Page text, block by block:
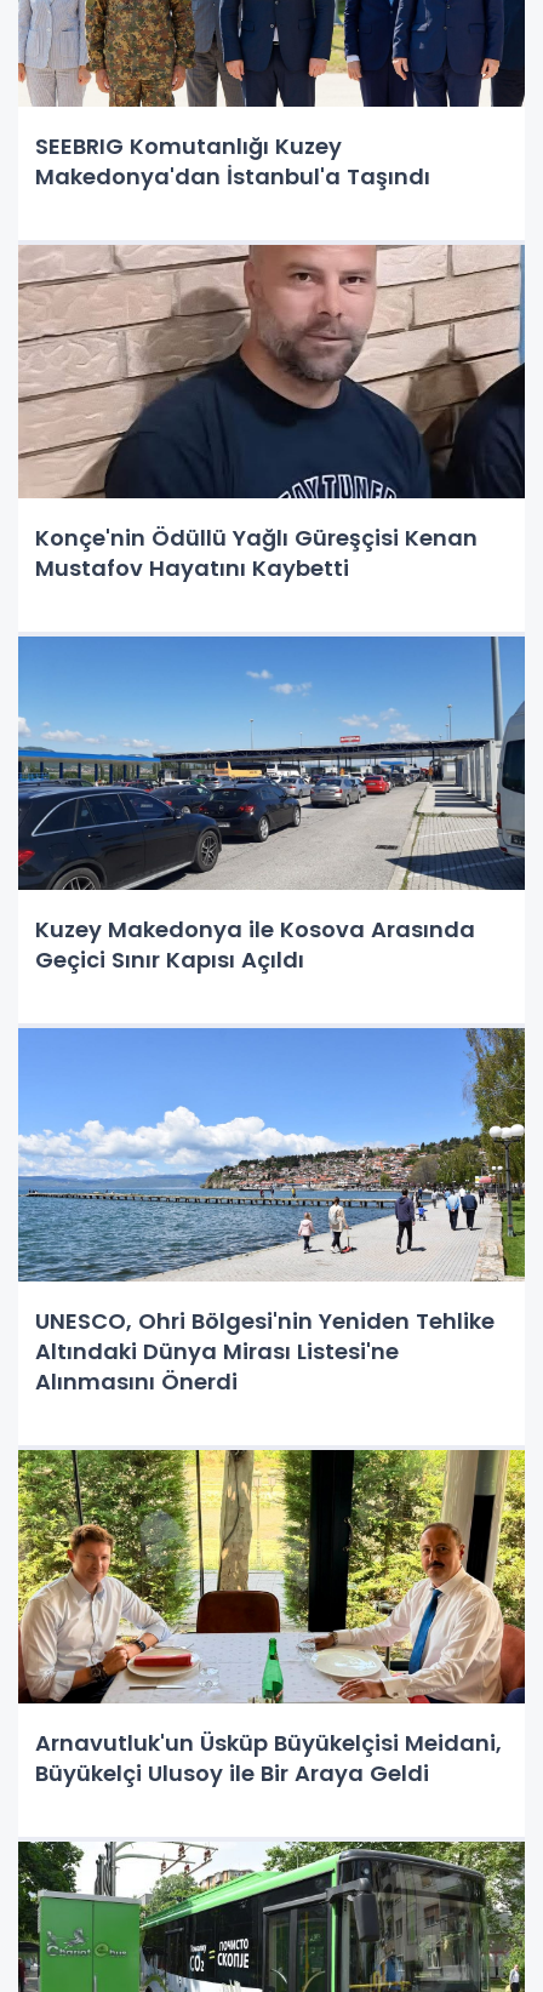
SEEBRIG Komutanlığı Kuzey
Makedonya'dan İstanbul'a Taşındı
Konçe'nin Ödüllü Yağlı Güreşçisi Kenan
Mustafov Hayatını Kaybetti
Kuzey Makedonya ile Kosova Arasında
Geçici Sınır Kapısı Açıldı
UNESCO, Ohri Bölgesi'nin Yeniden Tehlike
Altındaki Dünya Mirası Listesi'ne
Alınmasını Önerdi
Arnavutluk'un Üsküp Büyükelçisi Meidani,
Büyükelçi Ulusoy ile Bir Araya Geldi